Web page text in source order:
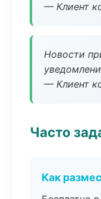
— Клиент
Новости
— Клиент
Часто
Как